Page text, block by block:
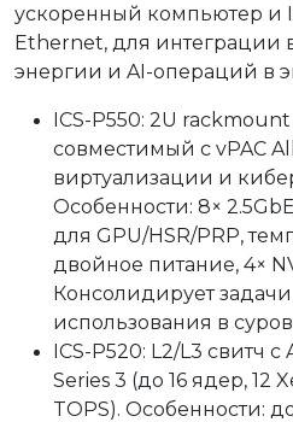
ускоренный компьютер и
Ethernet, для интеграции
энергии и AI-операций в
ICS-P550: 2U
совместимый с vPAC
виртуализации и
Особенности: 8×
для GPU/HSR/PRP,
двойное питание, 4×
Консолидирует
использования в
ICS-P520: L2/L3 свитч
Series 3 (до 16 ядер, 12
TOPS). Особенности: